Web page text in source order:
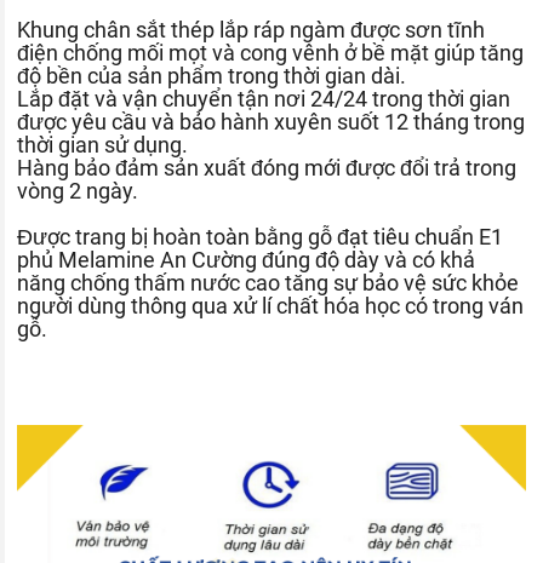
Khung chân sắt thép lắp ráp ngàm được sơn tĩnh
điện chống mối mọt và cong vênh ở bề mặt giúp tăng
độ bền của sản phẩm trong thời gian dài.
Lắp đặt và vận chuyển tận nơi 24/24 trong thời gian
được yêu cầu và bảo hành xuyên suốt 12 tháng trong
thời gian sử dụng.
Hàng bảo đảm sản xuất đóng mới được đổi trả trong
vòng 2 ngày.
Được trang bị hoàn toàn bằng gỗ đạt tiêu chuẩn E1
phủ Melamine An Cường đúng độ dày và có khả
năng chống thấm nước cao tăng sự bảo vệ sức khỏe
người dùng thông qua xử lí chất hóa học có trong ván
gỗ.